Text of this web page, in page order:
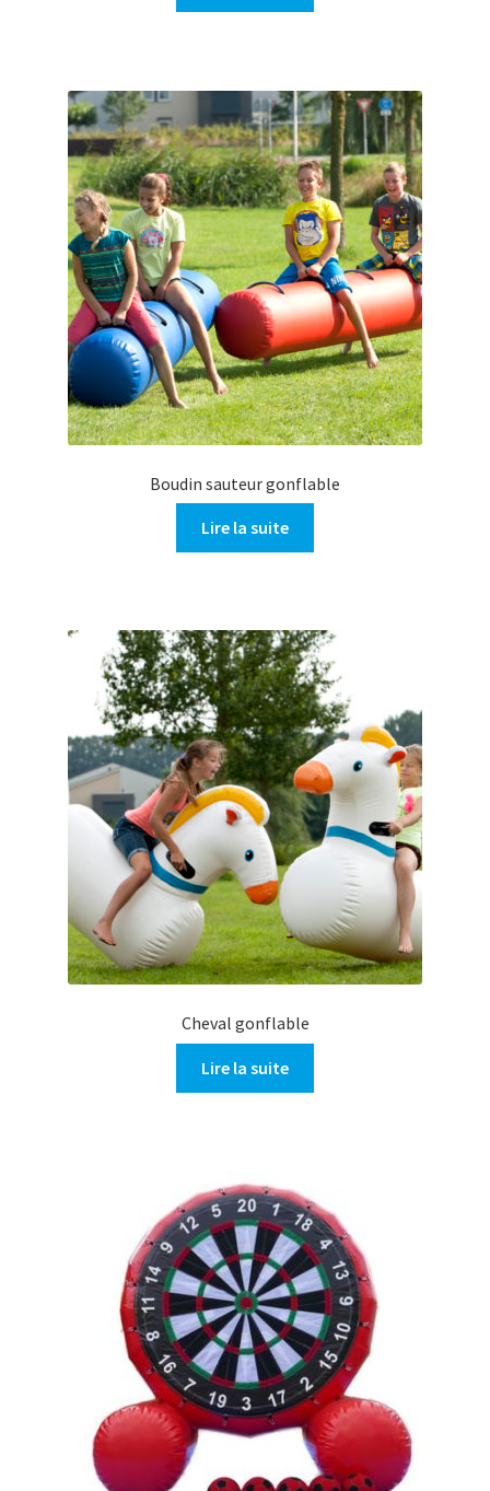
Boudin sauteur gonflable
Lire la suite
Cheval gonflable
Lire la suite